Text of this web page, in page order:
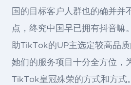
国的目标客户人群也的确并并
点，终究中国早已拥有抖音嘛
助TikTok的UP主选定较高品质
她们的服务项目十分全方位，
TikTok皇冠殊荣的方式和方式